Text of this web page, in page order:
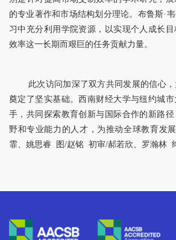
的专业著作和市场结构划分理论。布鲁斯·
习中充分利用学院资源，以实现个人成长
效率这一长期而艰巨的任务贡献力量。
此次访问加深了双方共同发展的信心
奠定了坚实基础。西南财经大学与纽约城
手，共同探索教育创新与国际合作的新路
野和专业能力的人才，为推动全球教育发
霏、姚思睿 图/赵铭 初审/郝若欣、罗瀚林